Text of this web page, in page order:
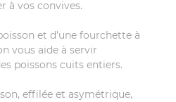
à vos convives.
et d'une fourchette à
vous aide à servir
poissons cuits entiers.
effilée et asymétrique,